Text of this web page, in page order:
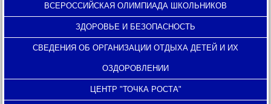
ВСЕРОССИЙСКАЯ ОЛИМПИАДА ШКОЛЬНИКОВ
ЗДОРОВЬЕ И БЕЗОПАСНОСТЬ
СВЕДЕНИЯ ОБ ОРГАНИЗАЦИИ ОТДЫХА ДЕТЕЙ И ИХ
ОЗДОРОВЛЕНИИ
ЦЕНТР "ТОЧКА РОСТА"